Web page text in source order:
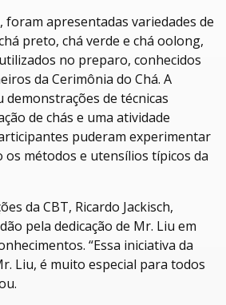
apresentadas variedades de
preto, chá verde e chá oolong,
no preparo, conhecidos
da Cerimônia do Chá. A
de técnicas
de chás e uma atividade
puderam experimentar
métodos e utensílios típicos da
da CBT, Ricardo Jackisch,
pela dedicação de Mr. Liu em
“Essa iniciativa da
Liu, é muito especial para todos